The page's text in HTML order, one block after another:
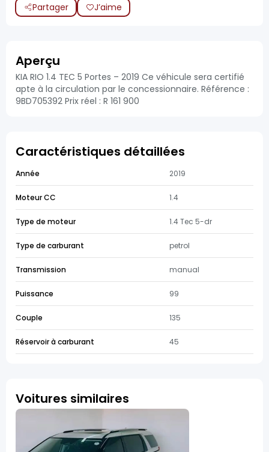
Partager
J’aime
Aperçu
KIA RIO 1.4 TEC 5 Portes – 2019 Ce véhicule sera certifié
apte à la circulation par le concessionnaire. Référence :
9BD705392 Prix réel : R 161 900
Caractéristiques détaillées
Année 2019
Moteur CC 1.4
Type de moteur 1.4 Tec 5-dr
Type de carburant petrol
Transmission manual
Puissance 99
Couple 135
Réservoir à carburant 45
Voitures similaires